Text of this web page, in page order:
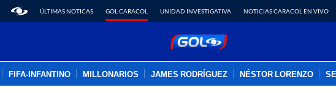
ÚLTIMAS NOTICAS GOL CARACOL UNIDAD INVESTIGATIVA NOTICIAS CARACOL EN VIVO
FIFA-INFANTINO MILLONARIOS JAMES RODRÍGUEZ NÉSTOR LORENZO